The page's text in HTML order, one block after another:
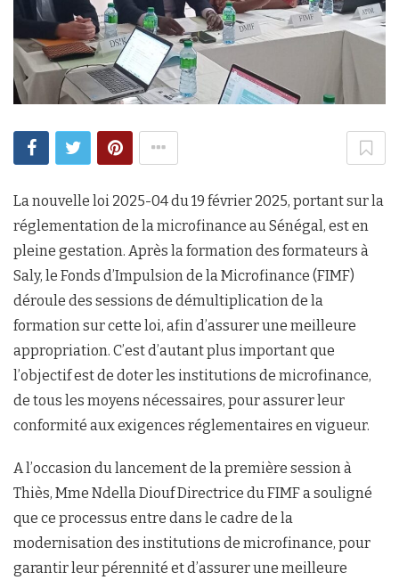
La nouvelle loi 2025-04 du 19 février 2025, portant sur la
réglementation de la microfinance au Sénégal, est en
pleine gestation. Après la formation des formateurs à
Saly, le Fonds d’Impulsion de la Microfinance (FIMF)
déroule des sessions de démultiplication de la
formation sur cette loi, afin d’assurer une meilleure
appropriation. C’est d’autant plus important que
l’objectif est de doter les institutions de microfinance,
de tous les moyens nécessaires, pour assurer leur
conformité aux exigences réglementaires en vigueur.
A l’occasion du lancement de la première session à
Thiès, Mme Ndella Diouf Directrice du FIMF a souligné
que ce processus entre dans le cadre de la
modernisation des institutions de microfinance, pour
garantir leur pérennité et d’assurer une meilleure